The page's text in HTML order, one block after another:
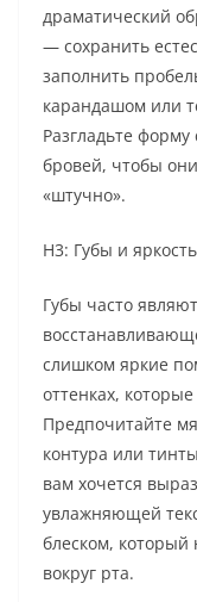
драматический
— сохранить
заполнить
карандашом или
Разгладьте
бровей, чтобы
«штучно».
H3: Губы и
Губы часто
слишком яркие
оттенках,
Предпочитайте
контура или
вам хочется
увлажняющей
блеском,
вокруг рта.